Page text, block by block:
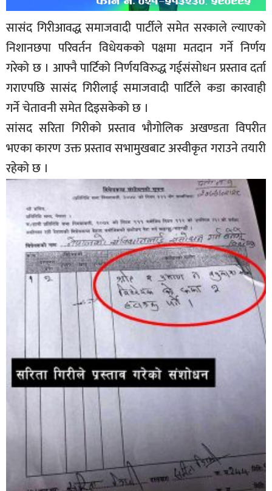
सासंद गिरीआवद्ध समाजवादी पार्टीले समेत सरकाले ल्याएको
निशानछपा परिवर्तन विधेयकको पक्षमा मतदान गर्ने निर्णय
गरेको छ । आफ्नै पार्टिको निर्णयविरुद्ध गईसंसोधन प्रस्ताव दर्ता
गराएपछि सासंद गिरीलाई समाजवादी पार्टिले कडा कारवाही
गर्ने चेतावनी समेत दिइसकेको छ ।
सांसद सरिता गिरीको प्रस्ताव भौगोलिक अखण्डता विपरीत
भएका कारण उक्त प्रस्ताव सभामुखबाट अस्वीकृत गराउने तयारी
रहेको छ ।